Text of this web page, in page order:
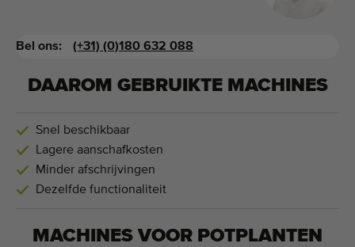
Bel ons: (+31) (0)180 632 088
DAAROM GEBRUIKTE MACHINES
Snel beschikbaar
Lagere aanschafkosten
Minder afschrijvingen
Dezelfde functionaliteit
MACHINES VOOR POTPLANTEN